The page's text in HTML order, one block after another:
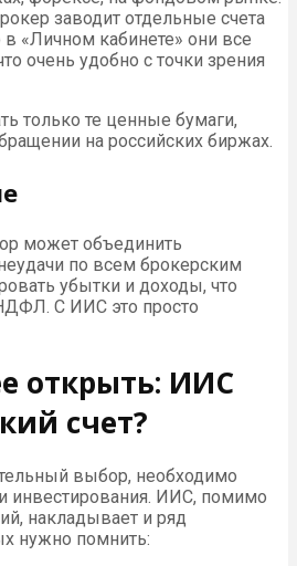
заводит отдельные счета
«Личном кабинете» они все
очень удобно с точки зрения
только те ценные бумаги,
на российских биржах.
может объединить
по всем брокерским
убытки и доходы, что
С ИИС это просто
открыть: ИИС
счет?
выбор, необходимо
инвестирования. ИИС, помимо
накладывает и ряд
нужно помнить: